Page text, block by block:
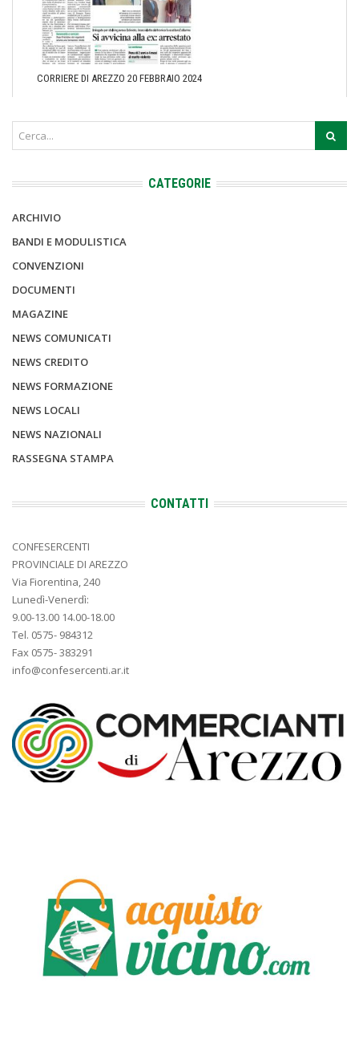
CORRIERE DI AREZZO 20 FEBBRAIO 2024
CATEGORIE
ARCHIVIO
BANDI E MODULISTICA
CONVENZIONI
DOCUMENTI
MAGAZINE
NEWS COMUNICATI
NEWS CREDITO
NEWS FORMAZIONE
NEWS LOCALI
NEWS NAZIONALI
RASSEGNA STAMPA
CONTATTI
CONFESERCENTI
PROVINCIALE DI AREZZO
Via Fiorentina, 240
Lunedì-Venerdì:
9.00-13.00 14.00-18.00
Tel. 0575- 984312
Fax 0575- 383291
info@confesercenti.ar.it